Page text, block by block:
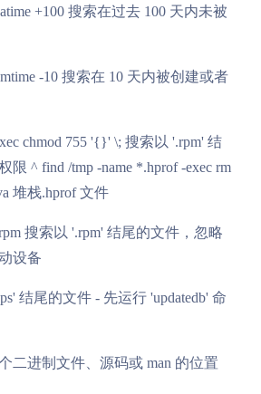
+100 搜索在过去 100 天内未被
-10 搜索在 10 天内被创建或者
chmod 755 '{}' \; 搜索以 '.rpm' 结
限 ^ find /tmp -name *.hprof -exec rm
堆栈.hprof 文件
搜索以 '.rpm' 结尾的文件，忽略
设备
结尾的文件 - 先运行 'updatedb' 命
二进制文件、源码或 man 的位置